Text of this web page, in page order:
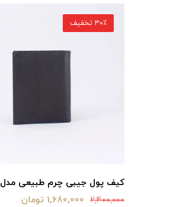
کیف پول جیبی چرم طبیعی مدل lp36
2,400,000 1,680,000 تومان
30٪ تخفیف